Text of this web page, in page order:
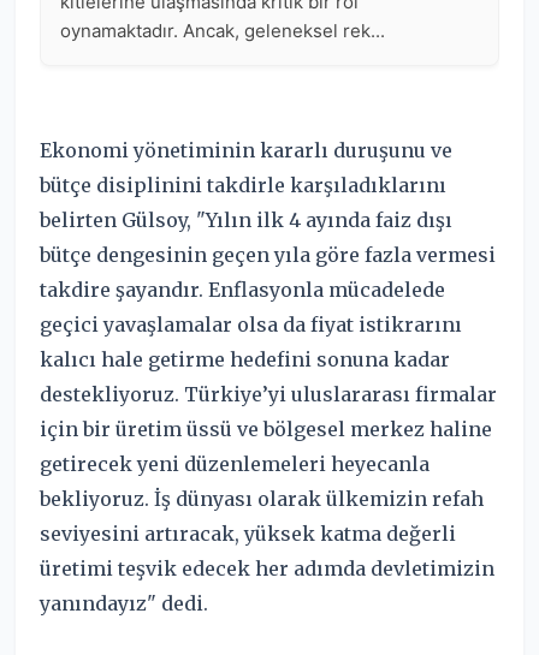
Ekonomi yönetiminin kararlı duruşunu ve
bütçe disiplinini takdirle karşıladıklarını
belirten Gülsoy, "Yılın ilk 4 ayında faiz dışı
bütçe dengesinin geçen yıla göre fazla vermesi
takdire şayandır. Enflasyonla mücadelede
geçici yavaşlamalar olsa da fiyat istikrarını
kalıcı hale getirme hedefini sonuna kadar
destekliyoruz. Türkiye’yi uluslararası firmalar
için bir üretim üssü ve bölgesel merkez haline
getirecek yeni düzenlemeleri heyecanla
bekliyoruz. İş dünyası olarak ülkemizin refah
seviyesini artıracak, yüksek katma değerli
üretimi teşvik edecek her adımda devletimizin
yanındayız" dedi.